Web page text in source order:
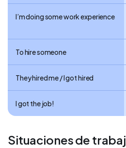
I’m doing some work experience
To hire someone
They hired me / I got hired
I got the job!
Situaciones de